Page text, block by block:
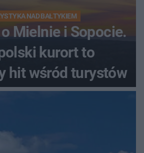
NAD BAŁTYKIEM
Mielnie i Sopocie.
kurort to
hit wśród turystów